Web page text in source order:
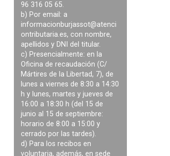
96 316 05 65.
b) Por email: a
informacionburjassot@atenci
ontributaria.es, con nombre,
apellidos y DNI del titular.
c) Presencialmente: en la
Oficina de recaudación (C/
Mártires de la Libertad, 7), de
lunes a viernes de 8:30 a 14:30
h y lunes, martes y jueves de
16:00 a 18:30 h (del 15 de
junio al 15 de septiembre:
horario de 8:00 a 15:00 y
cerrado por las tardes).
d) Para los recibos en
voluntaria, además, en sede